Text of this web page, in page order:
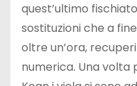
quest’ultimo
sostituzioni che a
oltre un’ora,
numerica. Una volta